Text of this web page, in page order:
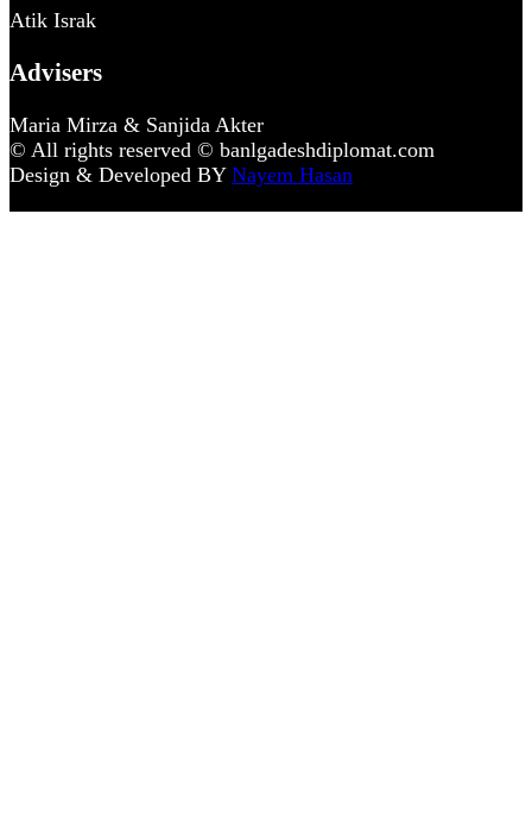
Atik Israk
Advisers
Maria Mirza & Sanjida Akter
© All rights reserved © banlgadeshdiplomat.com
Design & Developed BY Nayem Hasan